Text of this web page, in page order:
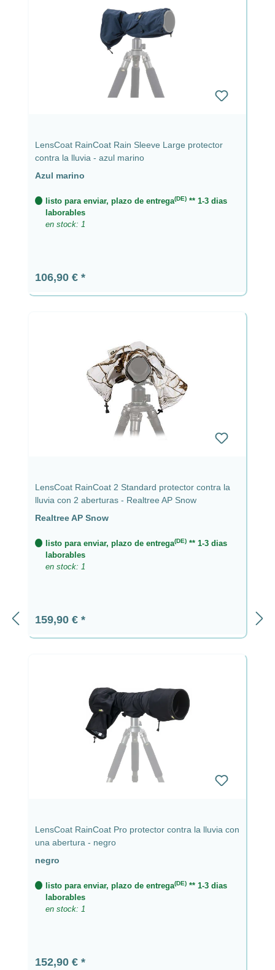
LensCoat RainCoat Rain Sleeve Large protector
contra la lluvia - azul marino
Azul marino
listo para enviar, plazo de entrega(DE) ** 1-3 dias
laborables
en stock: 1
Precio normal:
106,90 €
LensCoat RainCoat 2 Standard protector contra la
lluvia con 2 aberturas - Realtree AP Snow
Realtree AP Snow
listo para enviar, plazo de entrega(DE) ** 1-3 dias
laborables
en stock: 1
Precio normal:
159,90 €
LensCoat RainCoat Pro protector contra la lluvia con
una abertura - negro
negro
listo para enviar, plazo de entrega(DE) ** 1-3 dias
laborables
en stock: 1
Precio normal:
152,90 €